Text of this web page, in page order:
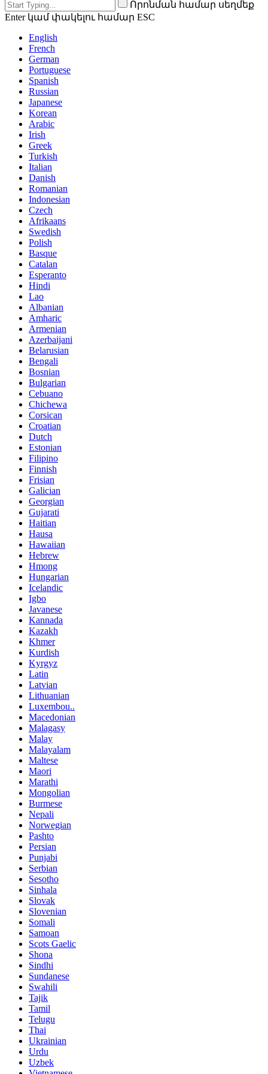
Որոնման համար սեղմեք
Enter կամ փակելու համար ESC
English
French
German
Portuguese
Spanish
Russian
Japanese
Korean
Arabic
Irish
Greek
Turkish
Italian
Danish
Romanian
Indonesian
Czech
Afrikaans
Swedish
Polish
Basque
Catalan
Esperanto
Hindi
Lao
Albanian
Amharic
Armenian
Azerbaijani
Belarusian
Bengali
Bosnian
Bulgarian
Cebuano
Chichewa
Corsican
Croatian
Dutch
Estonian
Filipino
Finnish
Frisian
Galician
Georgian
Gujarati
Haitian
Hausa
Hawaiian
Hebrew
Hmong
Hungarian
Icelandic
Igbo
Javanese
Kannada
Kazakh
Khmer
Kurdish
Kyrgyz
Latin
Latvian
Lithuanian
Luxembou..
Macedonian
Malagasy
Malay
Malayalam
Maltese
Maori
Marathi
Mongolian
Burmese
Nepali
Norwegian
Pashto
Persian
Punjabi
Serbian
Sesotho
Sinhala
Slovak
Slovenian
Somali
Samoan
Scots Gaelic
Shona
Sindhi
Sundanese
Swahili
Tajik
Tamil
Telugu
Thai
Ukrainian
Urdu
Uzbek